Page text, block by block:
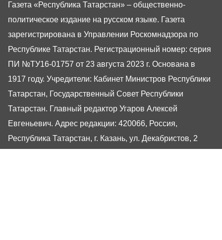
Газета «Республика Татарстан» – общественно-
политическое издание на русском языке. Газета
зарегистрирована в Управлении Роскомнадзора по
Республике Татарстан. Регистрационный номер: серия
ПИ №ТУ16-01757 от 23 августа 2023 г. Основана в
1917 году. Учредители: Кабинет Министров Республики
Татарстан, Государственный Совет Республики
Татарстан. Главный редактор Угаров Алексей
Евгеньевич. Адрес редакции: 420066, Россия,
Республика Татарстан, г. Казань, ул. Декабристов, 2